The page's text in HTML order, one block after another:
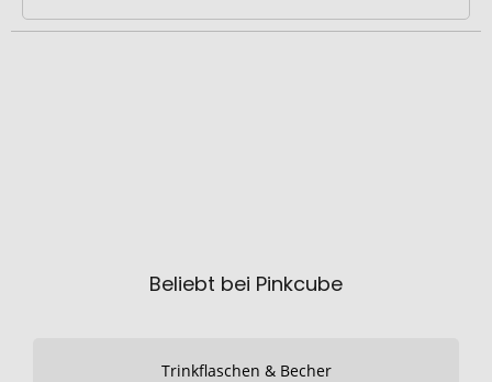
Beliebt bei Pinkcube
Trinkflaschen & Becher